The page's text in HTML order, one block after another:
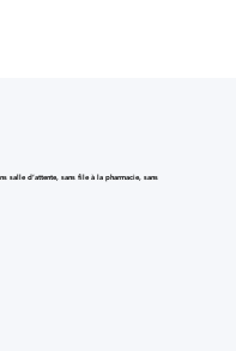
salle d’attente, sans file à la pharmacie, sans